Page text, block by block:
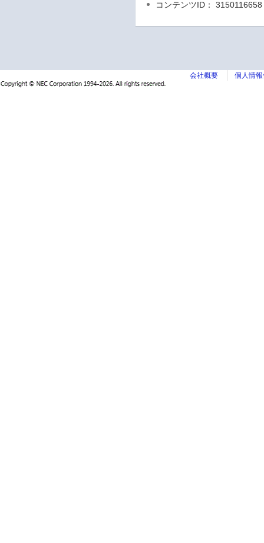
コンテンツID： 3150116658
会社概要 個人情